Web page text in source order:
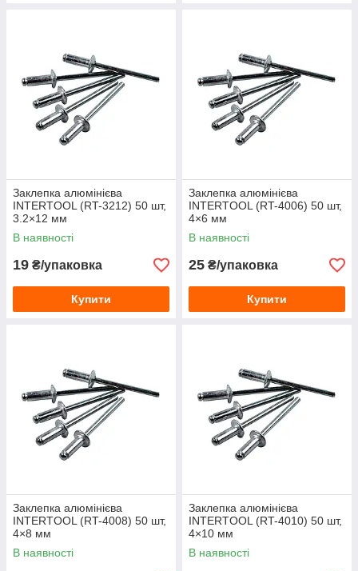
Заклепка алюмінієва
INTERTOOL (RT-3212) 50 шт,
3.2×12 мм
В наявності
19 ₴/упаковка
Купити
Заклепка алюмінієва
INTERTOOL (RT-4006) 50 шт,
4×6 мм
В наявності
25 ₴/упаковка
Купити
Заклепка алюмінієва
INTERTOOL (RT-4008) 50 шт,
4×8 мм
В наявності
Заклепка алюмінієва
INTERTOOL (RT-4010) 50 шт,
4×10 мм
В наявності